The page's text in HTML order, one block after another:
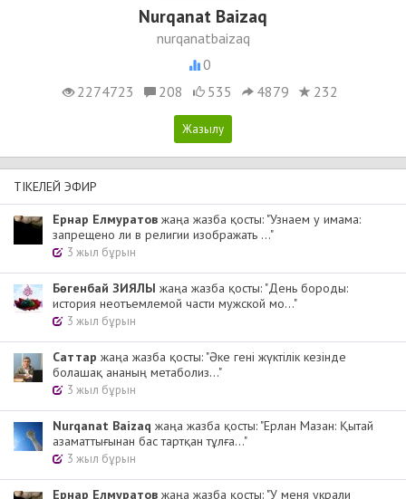
Nurqanat Baizaq
nurqanatbaizaq
0
2274723
208 535 4879 232
ТІКЕЛЕЙ ЭФИР
Ернар Елмуратов жаңа жазба қосты: "Узнаем у имама:
запрещено ли в религии изображать ..."
3 жыл бұрын
Бөгенбай ЗИЯЛЫ жаңа жазба қосты: "День бороды:
история неотъемлемой части мужской мо..."
3 жыл бұрын
Cаттар жаңа жазба қосты: "Әке гені жүктілік кезінде
болашақ ананың метаболиз..."
3 жыл бұрын
Nurqanat Baizaq жаңа жазба қосты: "Ерлан Мазан: Қытай
азаматтығынан бас тартқан тұлға..."
3 жыл бұрын
Ернар Елмуратов жаңа жазба қосты: "У меня украли